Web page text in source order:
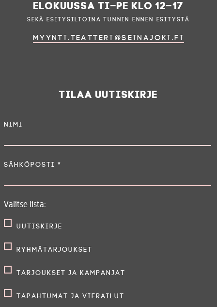
elokuussa ti–pe klo 12–17
sekä esitysiltoina tunnin ennen esitystä
myynti.teatteri@seinajoki.fi
Tilaa uutiskirje
Nimi
Sähköposti *
Valitse lista:
Uutiskirje
Ryhmätarjoukset
Tarjoukset ja kampanjat
Tapahtumat ja vierailut